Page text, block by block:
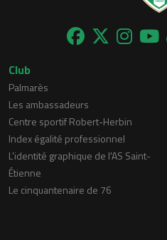
Club
Palmarès
Les ambassadeurs
Centre sportif Robert-Herbin
Index égalité professionnel
L'identité graphique de l'AS Saint-
Étienne
Le cinquantenaire de 76